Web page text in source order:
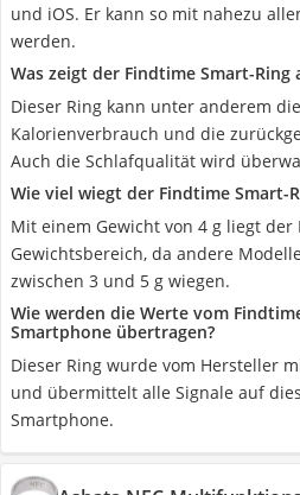
und iOS. Er kann so mit nahezu
werden.
Was zeigt der Findtime Smart-Ring
Dieser Ring kann unter anderem
Kalorienverbrauch und die
Auch die Schlafqualität wird
Wie viel wiegt der Findtime Smart-
Mit einem Gewicht von 4 g liegt
Gewichtsbereich, da andere
zwischen 3 und 5 g wiegen.
Wie werden die Werte vom
Smartphone übertragen?
Dieser Ring wurde vom Hersteller
und übermittelt alle Signale auf
Smartphone.